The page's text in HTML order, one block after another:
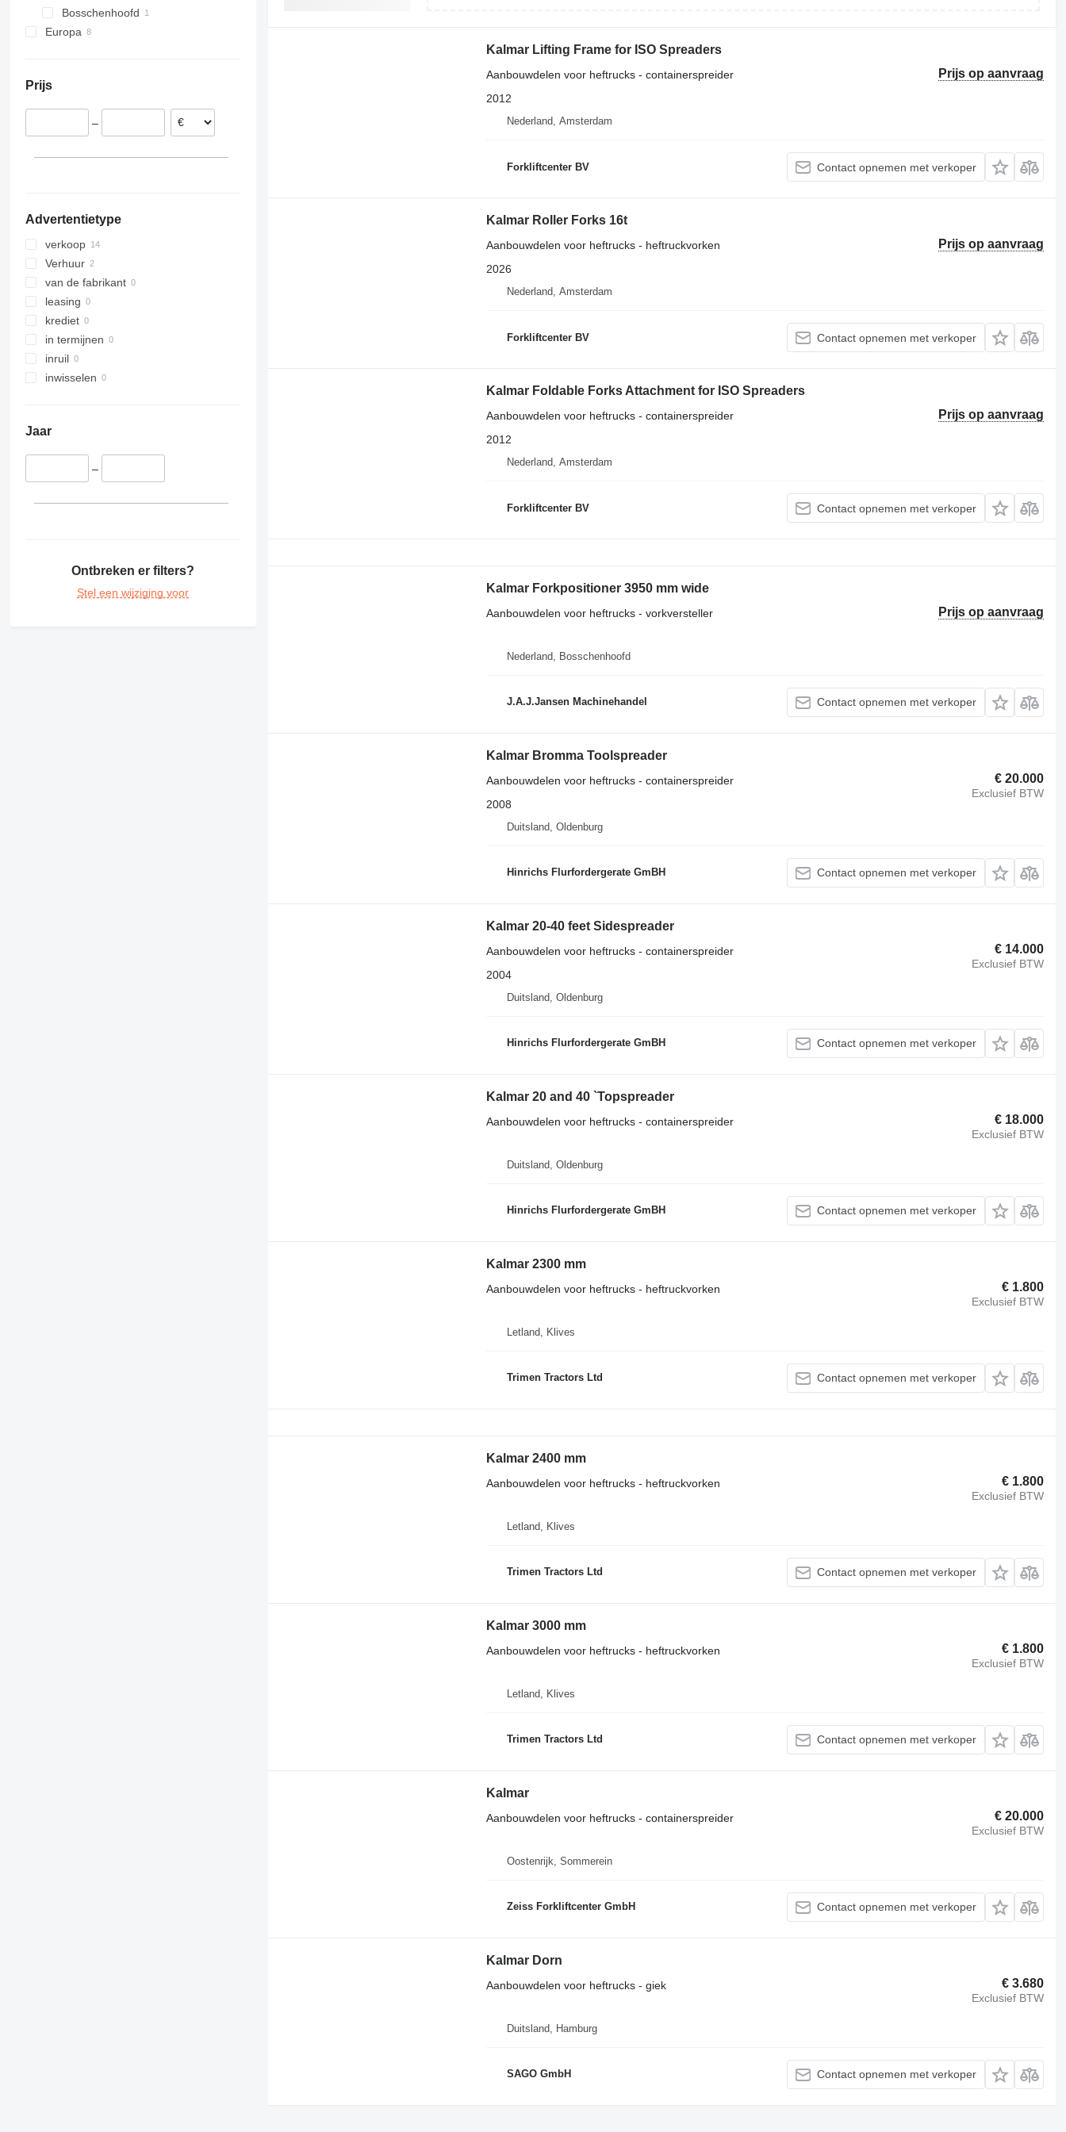
Bosschenhoofd
Europa
Prijs
–
Advertentietype
verkoop
Verhuur
van de fabrikant
leasing
krediet
in termijnen
inruil
inwisselen
Jaar
–
Ontbreken er filters?
Stel een wijziging voor
Kalmar Lifting Frame for ISO Spreaders
Prijs op aanvraag
Aanbouwdelen voor heftrucks - containerspreider
2012
Nederland, Amsterdam
Forkliftcenter BV Contact opnemen met verkoper
Kalmar Roller Forks 16t
Prijs op aanvraag
Aanbouwdelen voor heftrucks - heftruckvorken
2026
Nederland, Amsterdam
Forkliftcenter BV Contact opnemen met verkoper
Kalmar Foldable Forks Attachment for ISO Spreaders
Prijs op aanvraag
Aanbouwdelen voor heftrucks - containerspreider
2012
Nederland, Amsterdam
Forkliftcenter BV Contact opnemen met verkoper
Kalmar Forkpositioner 3950 mm wide
Prijs op aanvraag
Aanbouwdelen voor heftrucks - vorkversteller
Nederland, Bosschenhoofd
J.A.J.Jansen Machinehandel Contact opnemen met verkoper
Kalmar Bromma Toolspreader
€ 20.000
Exclusief BTW
Aanbouwdelen voor heftrucks - containerspreider
2008
Duitsland, Oldenburg
Hinrichs Flurfordergerate GmBH Contact opnemen met verkoper
Kalmar 20-40 feet Sidespreader
€ 14.000
Exclusief BTW
Aanbouwdelen voor heftrucks - containerspreider
2004
Duitsland, Oldenburg
Hinrichs Flurfordergerate GmBH Contact opnemen met verkoper
Kalmar 20 and 40 `Topspreader
€ 18.000
Exclusief BTW
Aanbouwdelen voor heftrucks - containerspreider
Duitsland, Oldenburg
Hinrichs Flurfordergerate GmBH Contact opnemen met verkoper
Kalmar 2300 mm
€ 1.800
Exclusief BTW
Aanbouwdelen voor heftrucks - heftruckvorken
Letland, Klives
Trimen Tractors Ltd Contact opnemen met verkoper
Kalmar 2400 mm
€ 1.800
Exclusief BTW
Aanbouwdelen voor heftrucks - heftruckvorken
Letland, Klives
Trimen Tractors Ltd Contact opnemen met verkoper
Kalmar 3000 mm
€ 1.800
Exclusief BTW
Aanbouwdelen voor heftrucks - heftruckvorken
Letland, Klives
Trimen Tractors Ltd Contact opnemen met verkoper
Kalmar
€ 20.000
Exclusief BTW
Aanbouwdelen voor heftrucks - containerspreider
Oostenrijk, Sommerein
Zeiss Forkliftcenter GmbH Contact opnemen met verkoper
Kalmar Dorn
€ 3.680
Exclusief BTW
Aanbouwdelen voor heftrucks - giek
Duitsland, Hamburg
SAGO GmbH Contact opnemen met verkoper